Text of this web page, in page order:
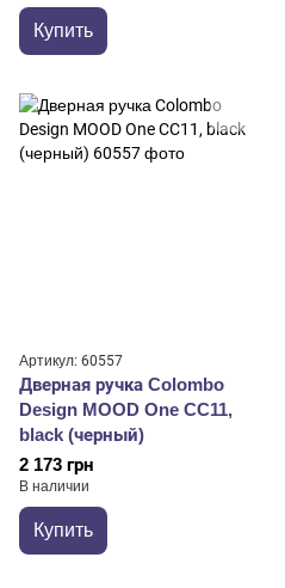
Купить
Артикул: 60557
Дверная ручка Colombo
Design MOOD One CC11,
black (черный)
2 173 грн
В наличии
Купить